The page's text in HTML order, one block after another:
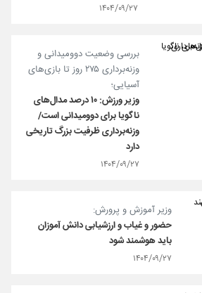
۱۴۰۴/۰۹/۲۷
بررسی وضعیت دوومیدانی و
وزنه‌برداری ۲۷۵ روز تا بازی‌های
آسیایی؛
وزیر ورزش: ۱۰ درصد مدال‌های
ناگویا برای دوومیدانی است/
وزنه‌برداری ظرفیت بزرگ تاریخی
دارد
۱۴۰۴/۰۹/۲۷
وزیر آموزش و پرورش:
حضور و غیاب و ارزشیابی دانش آموزان
باید هوشمند شود
۱۴۰۴/۰۹/۲۷